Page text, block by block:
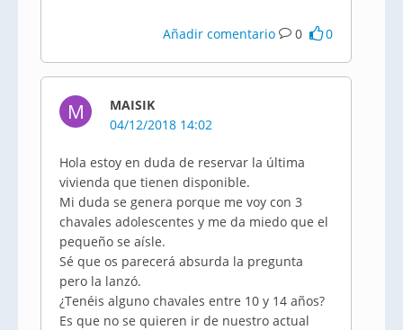
Añadir comentario 0 0
M
MAISIK
04/12/2018 14:02
Hola estoy en duda de reservar la última
vivienda que tienen disponible.
Mi duda se genera porque me voy con 3
chavales adolescentes y me da miedo que el
pequeño se aísle.
Sé que os parecerá absurda la pregunta
pero la lanzó.
¿Tenéis alguno chavales entre 10 y 14 años?
Es que no se quieren ir de nuestro actual